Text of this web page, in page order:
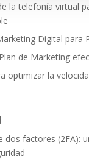
la telefonía virtual
Digital para
de Marketing
optimizar la
dos factores (2FA):